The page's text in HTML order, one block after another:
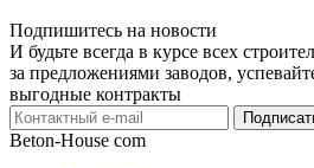
Подпишитесь на новости
И будьте всегда в курсе всех
за предложениями заводов,
выгодные контракты
Beton-House com